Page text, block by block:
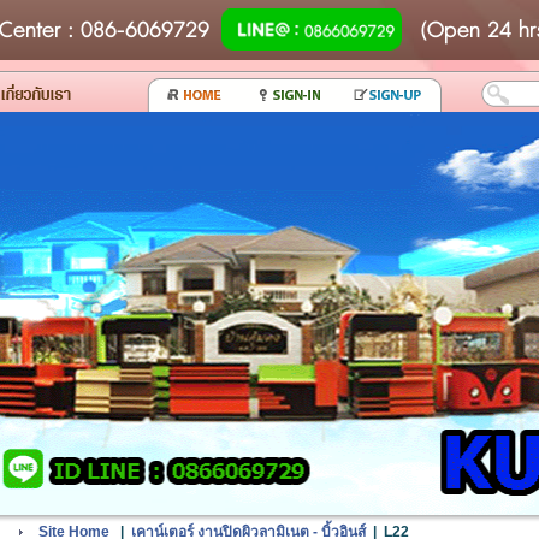
: 086-6069729 (Open 24
Site Home เคาน์เตอร์ งานปิดผิวลามิเนต - บิ้วอินส์| L22